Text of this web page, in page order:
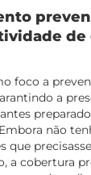
de
foco a
a
não
que
a cobertura